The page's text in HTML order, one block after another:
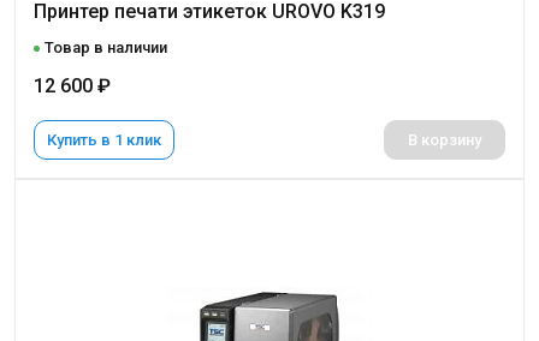
Принтер печати этикеток UROVO K319
Товар в наличии
12 600 ₽
Купить в 1 клик В корзину